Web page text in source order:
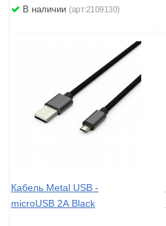
В наличии (арт:2109130)
Кабель Metal USB -
microUSB 2А Black